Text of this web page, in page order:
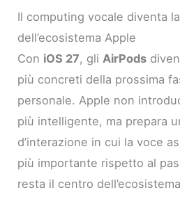
Il computing vocale diventa
dell’ecosistema Apple
Con iOS 27, gli AirPods
più concreti della prossima
personale. Apple non
più intelligente, ma prepara
d’interazione in cui la voce
più importante rispetto al
resta il centro